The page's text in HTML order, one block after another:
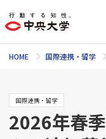
HOME 国際連携・留学
国際連携・留学
2026年春